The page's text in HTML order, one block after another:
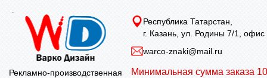
Рекламно-производственная
Республика Татарстан,
г. Казань, ул. Родины 7/1, офис
warco-znaki@mail.ru
Минимальная сумма заказа